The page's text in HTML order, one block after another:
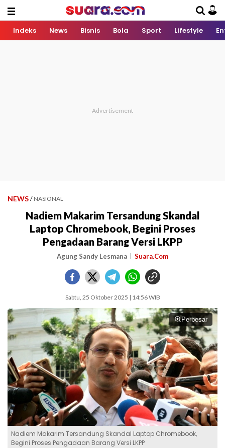
Indeks News Bisnis Bola Sport Lifestyle
NEWS / NASIONAL
Nadiem Makarim Tersandung Skandal
Laptop Chromebook, Begini Proses
Pengadaan Barang Versi LKPP
Agung Sandy Lesmana Suara.Com
Sabtu, 25 Oktober 2025 | 14:56 WIB
Perbesar
Nadiem Makarim Tersandung Skandal Laptop Chromebook,
Begini Proses Pengadaan Barang Versi LKPP